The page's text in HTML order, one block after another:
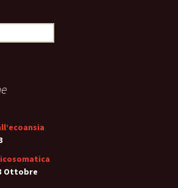
Ottobre